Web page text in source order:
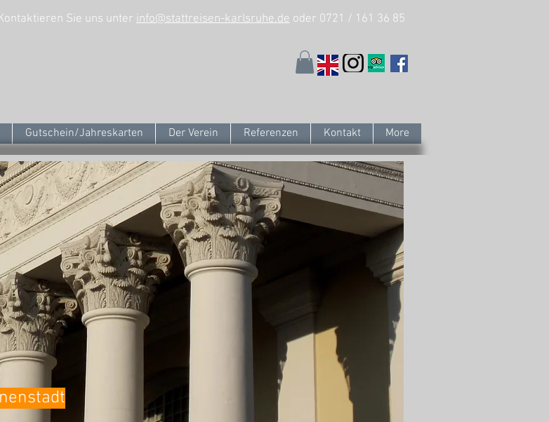
Sie uns unter info@stattreisen-karlsruhe.de oder 0721 / 161 36 85
Gutschein/Jahreskarten Der Verein Referenzen Kontakt More